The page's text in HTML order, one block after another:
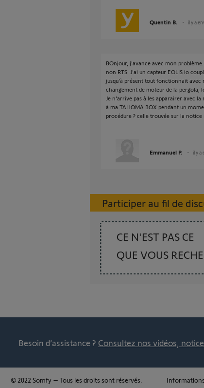
Quentin B. il y a
BOnjour, j'avance avec mon
non RTS. J'ai un capteur EOLIS io
jusqu'à présent tout fonctionnait avec
changement de moteur de la pergola,
Je n'arrive pas à les apparairer avec
à ma TAHOMA BOX pendant un
procédure ? celle trouvée sur la notice
Emmanuel P. il y a
Participer au fil de
CE N'EST PAS CE
QUE VOUS
Besoin d’assistance ? Consultez nos vidéos,
© 2022 Somfy – Tous les droits sont réservés.